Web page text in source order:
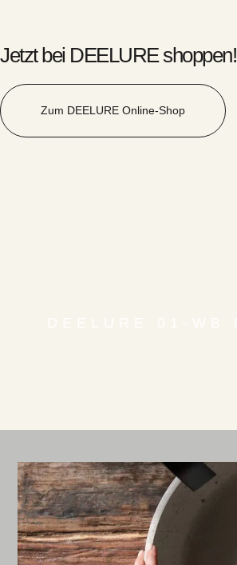
Jetzt bei DEELURE shoppen!
Zum DEELURE Online-Shop